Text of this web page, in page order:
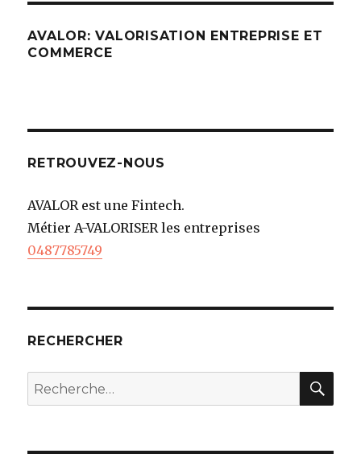
AVALOR: VALORISATION ENTREPRISE ET
COMMERCE
RETROUVEZ-NOUS
AVALOR est une Fintech.
Métier A-VALORISER les entreprises
0487785749
RECHERCHER
Recherche
pour